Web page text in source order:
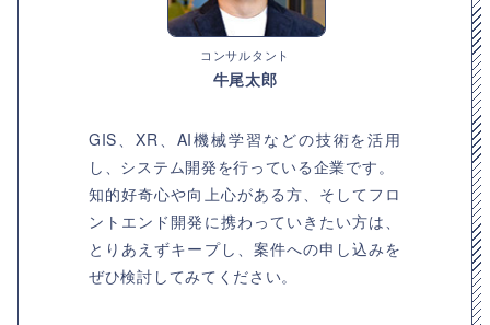
コンサルタント
牛尾太郎
GIS、XR、AI機械学習などの技術を活用
し、システム開発を行っている企業です。
知的好奇心や向上心がある方、そしてフロ
ントエンド開発に携わっていきたい方は、
とりあえずキープし、案件への申し込みを
ぜひ検討してみてください。